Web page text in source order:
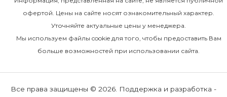
офертой. Цены на сайте носят ознакомительный характер.
Уточняйте актуальные цены у менеджера.
Мы используем файлы cookie для того, чтобы предоставить Вам
больше возможностей при использовании сайта.
Все права защищены © 2026. Поддержка и разработка -